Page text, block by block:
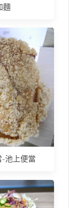
麵
池上便當